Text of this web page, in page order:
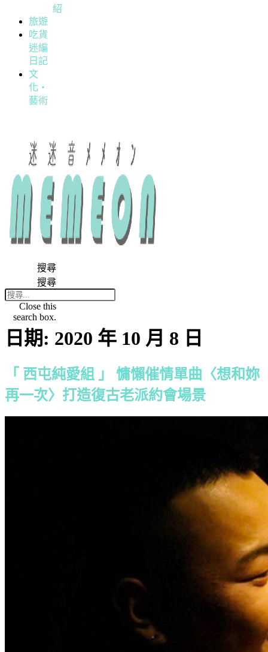
紹
旅遊
吃貨
迷編
日記
文
化・
藝術
搜尋
搜尋
Close this
search box.
日期: 2020 年 10 月 8 日
「 西屯純愛組 」 慵懶催情單曲〈想和妳
再一次〉打造復古老派約會場景